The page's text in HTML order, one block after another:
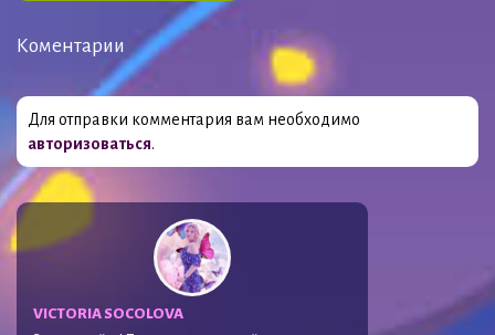
Коментарии
Для отправки комментария вам необходимо
авторизоваться.
VICTORIA SOCOLOVA